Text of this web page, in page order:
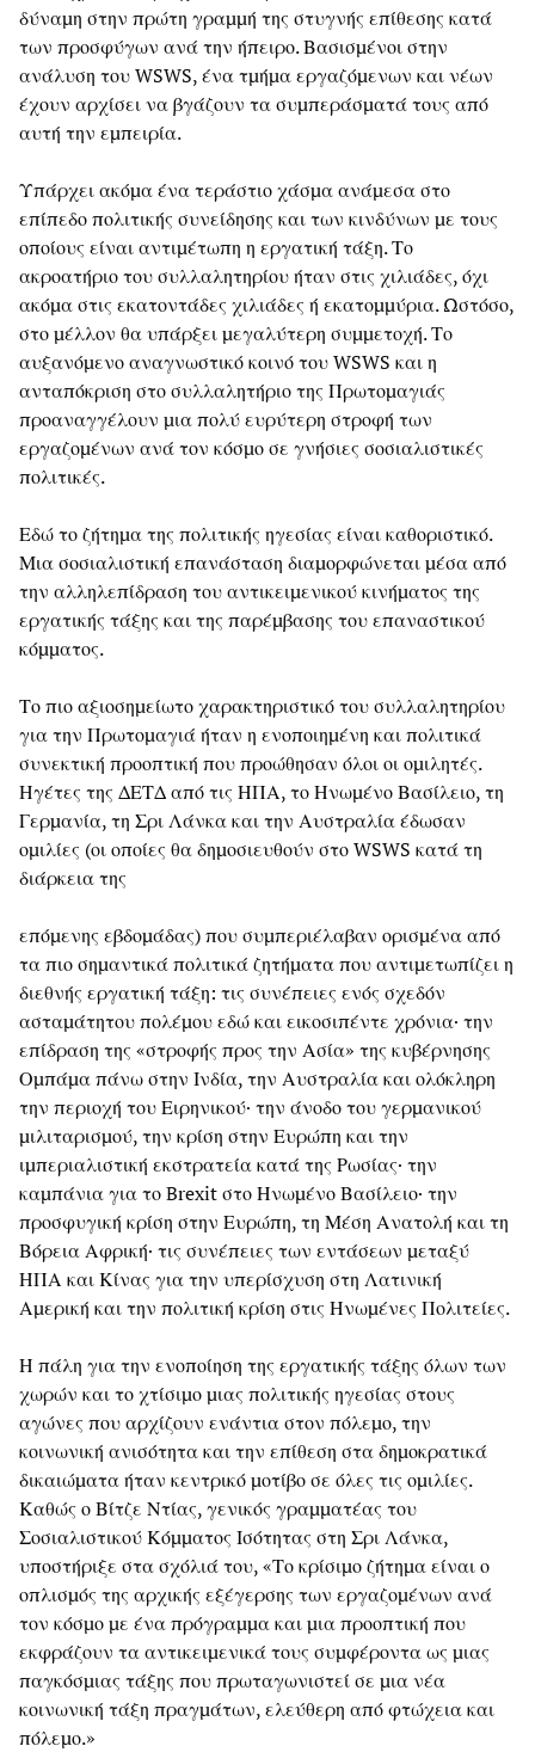
δύναμη στην πρώτη γραμμή της στυγνής επίθεσης κατά
των προσφύγων ανά την ήπειρο. Βασισμένοι στην
ανάλυση του WSWS, ένα τμήμα εργαζόμενων και νέων
έχουν αρχίσει να βγάζουν τα συμπεράσματά τους από
αυτή την εμπειρία.
Υπάρχει ακόμα ένα τεράστιο χάσμα ανάμεσα στο
επίπεδο πολιτικής συνείδησης και των κινδύνων με τους
οποίους είναι αντιμέτωπη η εργατική τάξη. Το
ακροατήριο του συλλαλητηρίου ήταν στις χιλιάδες, όχι
ακόμα στις εκατοντάδες χιλιάδες ή εκατομμύρια. Ωστόσο,
στο μέλλον θα υπάρξει μεγαλύτερη συμμετοχή. Το
αυξανόμενο αναγνωστικό κοινό του WSWS και η
ανταπόκριση στο συλλαλητήριο της Πρωτομαγιάς
προαναγγέλουν μια πολύ ευρύτερη στροφή των
εργαζομένων ανά τον κόσμο σε γνήσιες σοσιαλιστικές
πολιτικές.
Εδώ το ζήτημα της πολιτικής ηγεσίας είναι καθοριστικό.
Μια σοσιαλιστική επανάσταση διαμορφώνεται μέσα από
την αλληλεπίδραση του αντικειμενικού κινήματος της
εργατικής τάξης και της παρέμβασης του επαναστικού
κόμματος.
Το πιο αξιοσημείωτο χαρακτηριστικό του συλλαλητηρίου
για την Πρωτομαγιά ήταν η ενοποιημένη και πολιτικά
συνεκτική προοπτική που προώθησαν όλοι οι ομιλητές.
Ηγέτες της ΔΕΤΔ από τις ΗΠΑ, το Ηνωμένο Βασίλειο, τη
Γερμανία, τη Σρι Λάνκα και την Αυστραλία έδωσαν
ομιλίες (οι οποίες θα δημοσιευθούν στο WSWS κατά τη
διάρκεια της
επόμενης εβδομάδας) που συμπεριέλαβαν ορισμένα από
τα πιο σημαντικά πολιτικά ζητήματα που αντιμετωπίζει η
διεθνής εργατική τάξη: τις συνέπειες ενός σχεδόν
ασταμάτητου πολέμου εδώ και εικοσιπέντε χρόνια· την
επίδραση της «στροφής προς την Ασία» της κυβέρνησης
Ομπάμα πάνω στην Ινδία, την Αυστραλία και ολόκληρη
την περιοχή του Ειρηνικού· την άνοδο του γερμανικού
μιλιταρισμού, την κρίση στην Ευρώπη και την
ιμπεριαλιστική εκστρατεία κατά της Ρωσίας· την
καμπάνια για το Brexit στο Ηνωμένο Βασίλειο· την
προσφυγική κρίση στην Ευρώπη, τη Μέση Ανατολή και τη
Βόρεια Αφρική· τις συνέπειες των εντάσεων μεταξύ
ΗΠΑ και Κίνας για την υπερίσχυση στη Λατινική
Αμερική και την πολιτική κρίση στις Ηνωμένες Πολιτείες.
Η πάλη για την ενοποίηση της εργατικής τάξης όλων των
χωρών και το χτίσιμο μιας πολιτικής ηγεσίας στους
αγώνες που αρχίζουν ενάντια στον πόλεμο, την
κοινωνική ανισότητα και την επίθεση στα δημοκρατικά
δικαιώματα ήταν κεντρικό μοτίβο σε όλες τις ομιλίες.
Καθώς ο Βίτζε Ντίας, γενικός γραμματέας του
Σοσιαλιστικού Κόμματος Ισότητας στη Σρι Λάνκα,
υποστήριξε στα σχόλιά του, «Το κρίσιμο ζήτημα είναι ο
οπλισμός της αρχικής εξέγερσης των εργαζομένων ανά
τον κόσμο με ένα πρόγραμμα και μια προοπτική που
εκφράζουν τα αντικειμενικά τους συμφέροντα ως μιας
παγκόσμιας τάξης που πρωταγωνιστεί σε μια νέα
κοινωνική τάξη πραγμάτων, ελεύθερη από φτώχεια και
πόλεμο.»